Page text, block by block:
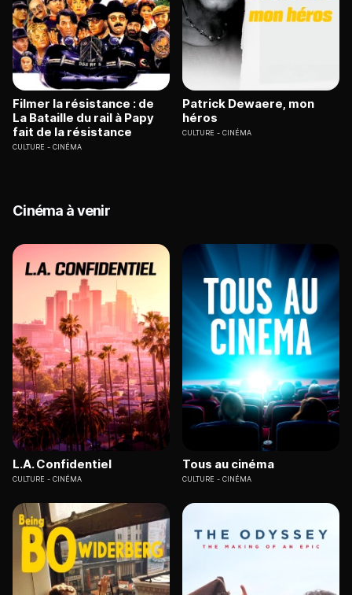
Filmer la résistance : de
La Bataille du rail à Papy
fait de la résistance
CULTURE CINÉMA
Patrick Dewaere, mon
héros
CULTURE CINÉMA
Cinéma à venir
L.A. Confidentiel
CULTURE CINÉMA
Tous au cinéma
CULTURE CINÉMA